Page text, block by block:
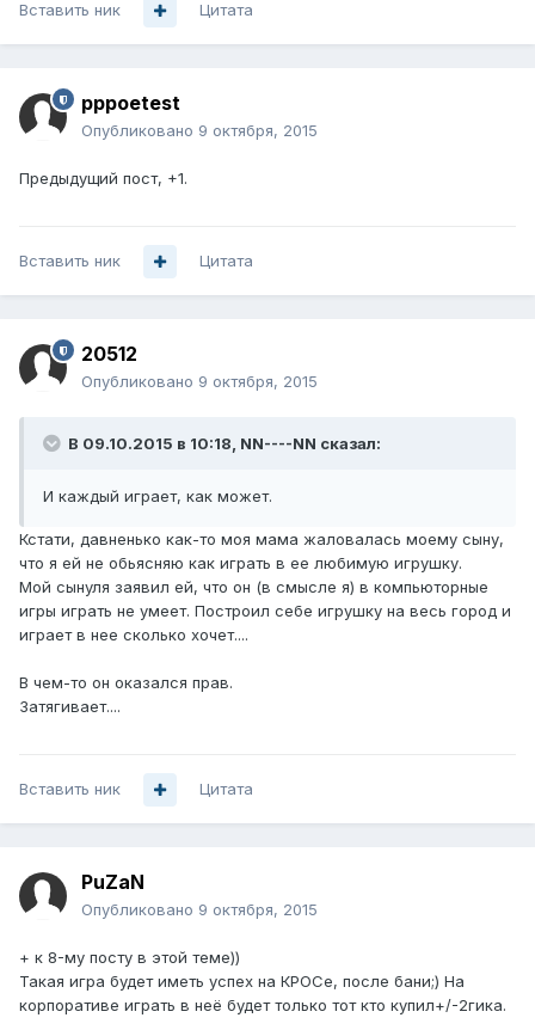
Вставить ник Цитата
pppoetest
Опубликовано 9 октября, 2015
Предыдущий пост, +1.
Вставить ник Цитата
20512
Опубликовано 9 октября, 2015
В 09.10.2015 в 10:18, NN----NN сказал:
И каждый играет, как может.
Кстати, давненько как-то моя мама жаловалась моему сыну,
что я ей не обьясняю как играть в ее любимую игрушку.
Мой сынуля заявил ей, что он (в смысле я) в компьюторные
игры играть не умеет. Построил себе игрушку на весь город и
играет в нее сколько хочет....
В чем-то он оказался прав.
Затягивает....
Вставить ник Цитата
PuZaN
Опубликовано 9 октября, 2015
+ к 8-му посту в этой теме))
Такая игра будет иметь успех на КРОСе, после бани;) На
корпоративе играть в неё будет только тот кто купил+/-2гика.